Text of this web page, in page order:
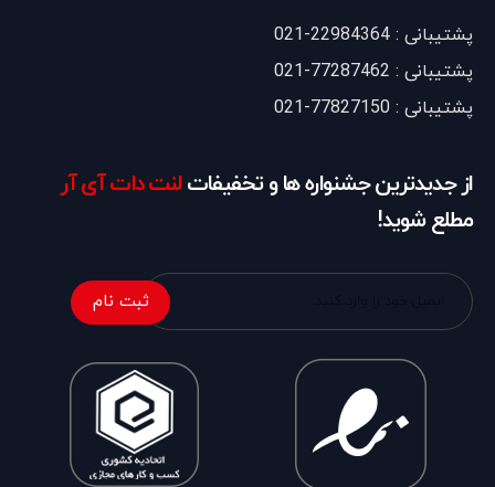
پشتیبانی : 22984364-021
پشتیبانی : 77287462-021
پشتیبانی : 77827150-021
از جدیدترین جشنواره ها و تخفیفاتلنت دات آی آر
مطلع شوید!
ثبت نام